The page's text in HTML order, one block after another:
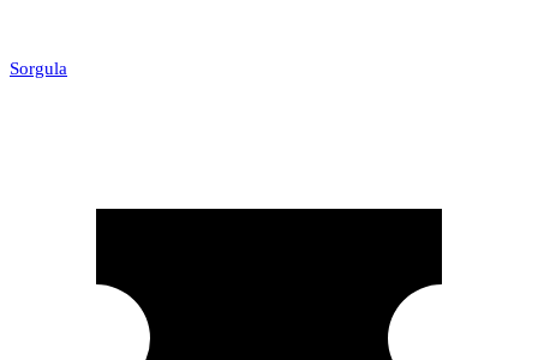
Sorgula